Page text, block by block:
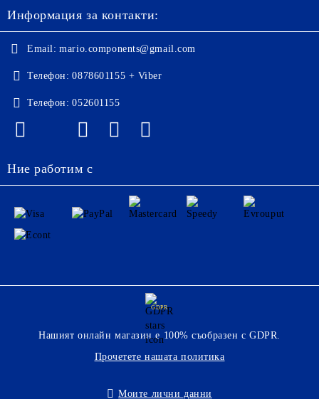
Информация за контакти:
Email: mario.components@gmail.com
Телефон: 0878601155 + Viber
Телефон: 052601155
Ние работим с
GDPR
Нашият онлайн магазин е 100% съобразен с GDPR.
Прочетете нашата политика
Моите лични данни